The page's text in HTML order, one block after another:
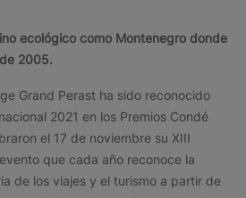
ecológico como Montenegro donde
2005.
Grand Perast ha sido reconocido
2021 en los Premios Condé
el 17 de noviembre su XIII
que cada año reconoce la
de los viajes y el turismo a partir de